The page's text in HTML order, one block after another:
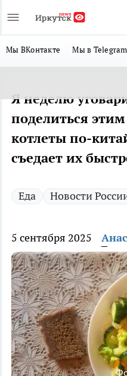
Мы ВКонтакте Мы в Telegram
Я неделю
поделиться
котлеты по-
съедает их
Еда Новости
5 сентября 2025